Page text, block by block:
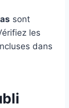
sont
les
dans